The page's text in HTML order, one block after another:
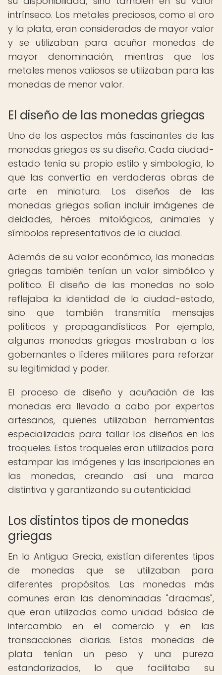
intrínseco. Los metales preciosos, como el oro
y la plata, eran considerados de mayor valor
y se utilizaban para acuñar monedas de
mayor denominación, mientras que los
metales menos valiosos se utilizaban para las
monedas de menor valor.
El diseño de las monedas griegas
Uno de los aspectos más fascinantes de las
monedas griegas es su diseño. Cada ciudad-
estado tenía su propio estilo y simbología, lo
que las convertía en verdaderas obras de
arte en miniatura. Los diseños de las
monedas griegas solían incluir imágenes de
deidades, héroes mitológicos, animales y
símbolos representativos de la ciudad.
Además de su valor económico, las monedas
griegas también tenían un valor simbólico y
político. El diseño de las monedas no solo
reflejaba la identidad de la ciudad-estado,
sino que también transmitía mensajes
políticos y propagandísticos. Por ejemplo,
algunas monedas griegas mostraban a los
gobernantes o líderes militares para reforzar
su legitimidad y poder.
El proceso de diseño y acuñación de las
monedas era llevado a cabo por expertos
artesanos, quienes utilizaban herramientas
especializadas para tallar los diseños en los
troqueles. Estos troqueles eran utilizados para
estampar las imágenes y las inscripciones en
las monedas, creando así una marca
distintiva y garantizando su autenticidad.
Los distintos tipos de monedas
griegas
En la Antigua Grecia, existían diferentes tipos
de monedas que se utilizaban para
diferentes propósitos. Las monedas más
comunes eran las denominadas "dracmas",
que eran utilizadas como unidad básica de
intercambio en el comercio y en las
transacciones diarias. Estas monedas de
plata tenían un peso y una pureza
estandarizados, lo que facilitaba su